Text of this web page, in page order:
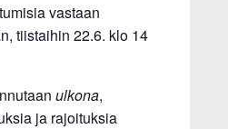
vastaan
tiistaihin 22.6. klo 14
ulkona,
ja rajoituksia